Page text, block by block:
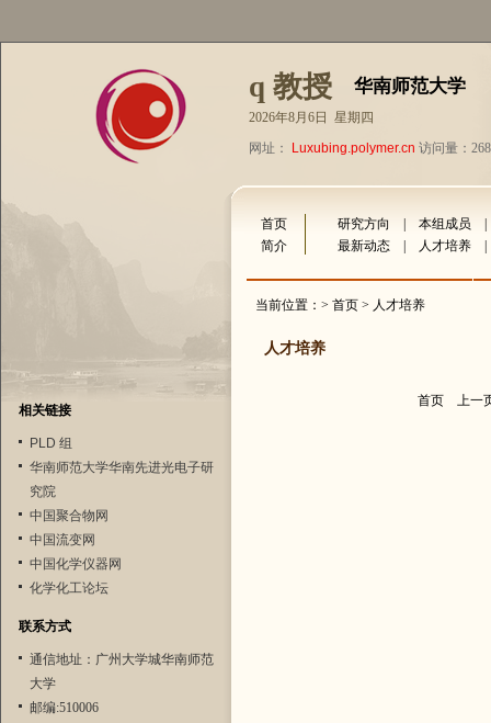
q 教授 华南师范大学
2026年8月6日 星期四
网址：
Luxubing.polymer.cn 访问量：
相关链接
PLD 组
华南师范大学华南先进光电子研
究院
中国聚合物网
中国流变网
中国化学仪器网
化学化工论坛
联系方式
通信地址：广州大学城华南师范
大学
邮编:510006
首页 研究方向 本组成员
简介
最新动态 人才培养
当前位置：> 首页 > 人才培养
人才培养
首页 上一